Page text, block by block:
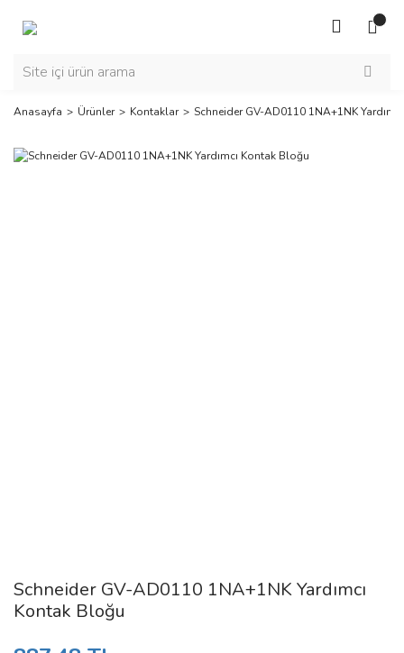
Anasayfa Ürünler Kontaklar Schneider GV-AD0110 1NA+1NK
Schneider GV-AD0110 1NA+1NK Yardımcı
Kontak Bloğu